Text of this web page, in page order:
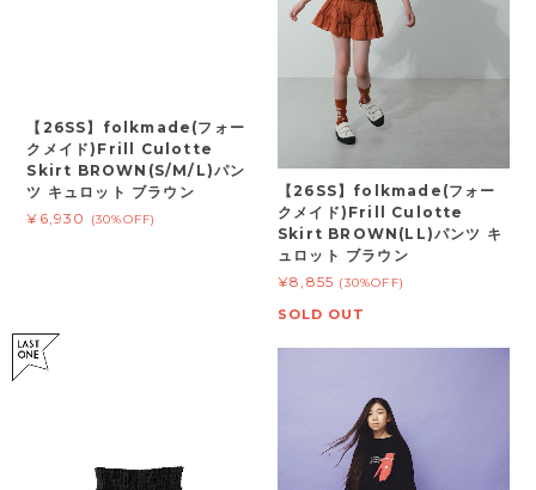
【26SS】folkmade(フォー
クメイド)Frill Culotte
Skirt BROWN(S/M/L)パン
ツ キュロット ブラウン
¥6,930
(30%OFF)
【26SS】folkmade(フォー
クメイド)Frill Culotte
Skirt BROWN(LL)パンツ キ
ュロット ブラウン
¥8,855 (30%OFF)
SOLD OUT